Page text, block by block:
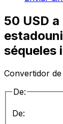
50 USD
séqueles
Convertidor
De:
De: